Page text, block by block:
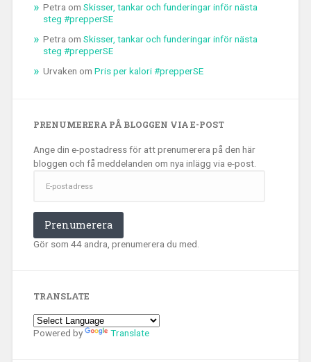
Petra om Skisser, tankar och funderingar inför nästa
steg #prepperSE
Petra om Skisser, tankar och funderingar inför nästa
steg #prepperSE
Urvaken om Pris per kalori #prepperSE
PRENUMERERA PÅ BLOGGEN VIA E-POST
Ange din e-postadress för att prenumerera på den här
bloggen och få meddelanden om nya inlägg via e-post.
postadress
Prenumerera
Gör som 44 andra, prenumerera du med.
TRANSLATE
Powered by Translate